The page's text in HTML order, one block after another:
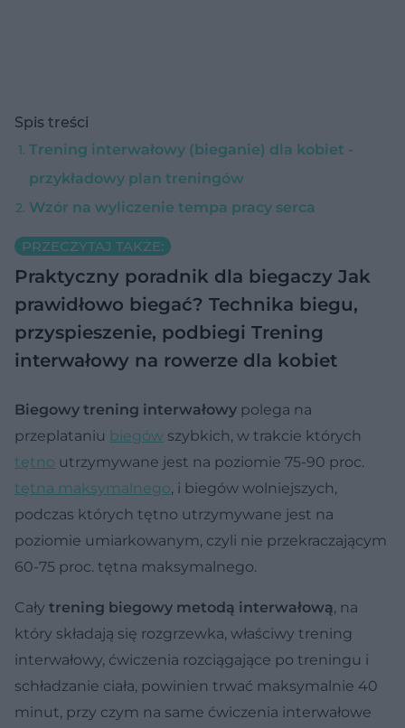
Spis treści
Trening interwałowy (bieganie) dla kobiet -
przykładowy plan treningów
Wzór na wyliczenie tempa pracy serca
PRZECZYTAJ TAKŻE:
Praktyczny poradnik dla biegaczy Jak
prawidłowo biegać? Technika biegu,
przyspieszenie, podbiegi Trening
interwałowy na rowerze dla kobiet
Biegowy trening interwałowy polega na
przeplataniu biegów szybkich, w trakcie których
tętno utrzymywane jest na poziomie 75-90 proc.
tętna maksymalnego, i biegów wolniejszych,
podczas których tętno utrzymywane jest na
poziomie umiarkowanym, czyli nie przekraczającym
60-75 proc. tętna maksymalnego.
Cały trening biegowy metodą interwałową, na
który składają się rozgrzewka, właściwy trening
interwałowy, ćwiczenia rozciągające po treningu i
schładzanie ciała, powinien trwać maksymalnie 40
minut, przy czym na same ćwiczenia interwałowe